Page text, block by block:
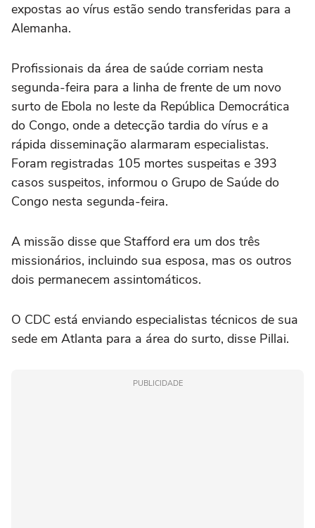
⁠expostas ao vírus estão sendo transferidas para a
Alemanha.
Profissionais da área de saúde corriam nesta
segunda-feira para a linha de frente de um novo
surto de Ebola no leste da República Democrática
do Congo, onde a detecção tardia do vírus e a
rápida disseminação alarmaram especialistas.
Foram registradas 105 mortes suspeitas e 393
casos suspeitos, informou o Grupo de Saúde do
Congo ‌nesta segunda-feira.
A missão disse que Stafford era um dos três
missionários, incluindo sua esposa, mas os outros
‌dois permanecem assintomáticos.
O CDC está ⁠enviando especialistas técnicos de ⁠sua
sede em Atlanta para a área do surto, disse Pillai.
PUBLICIDADE